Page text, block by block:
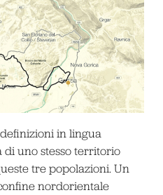
in lingua
di uno stesso territorio
tre popolazioni. Un
nordorientale